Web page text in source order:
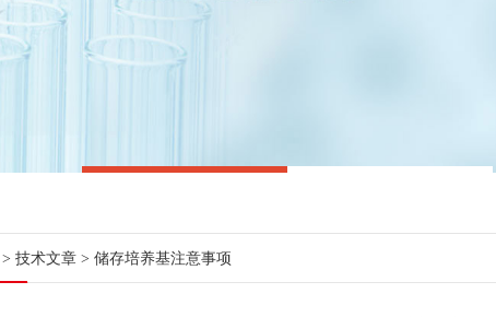
> 技术文章 > 储存培养基注意事项